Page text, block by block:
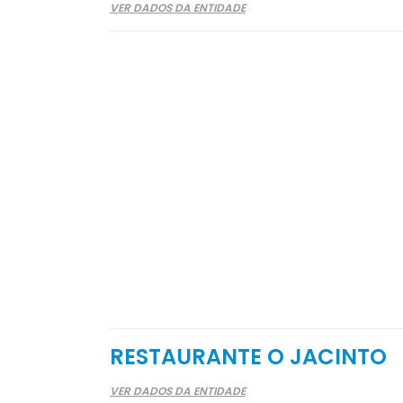
VER DADOS DA ENTIDADE
RESTAURANTE O JACINTO
VER DADOS DA ENTIDADE